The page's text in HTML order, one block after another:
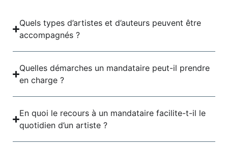
Quels types d’artistes et d’auteurs peuvent être
accompagnés ?
Quelles démarches un mandataire peut-il prendre
en charge ?
En quoi le recours à un mandataire facilite-t-il le
quotidien d’un artiste ?